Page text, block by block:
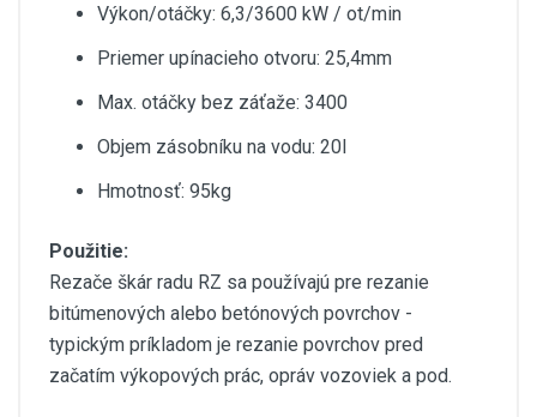
Výkon/otáčky: 6,3/3600 kW / ot/min
Priemer upínacieho otvoru: 25,4mm
Max. otáčky bez záťaže: 3400
Objem zásobníku na vodu: 20l
Hmotnosť: 95kg
Použitie:
Rezače škár radu RZ sa používajú pre rezanie
bitúmenových alebo betónových povrchov -
typickým príkladom je rezanie povrchov pred
začatím výkopových prác, opráv vozoviek a pod.